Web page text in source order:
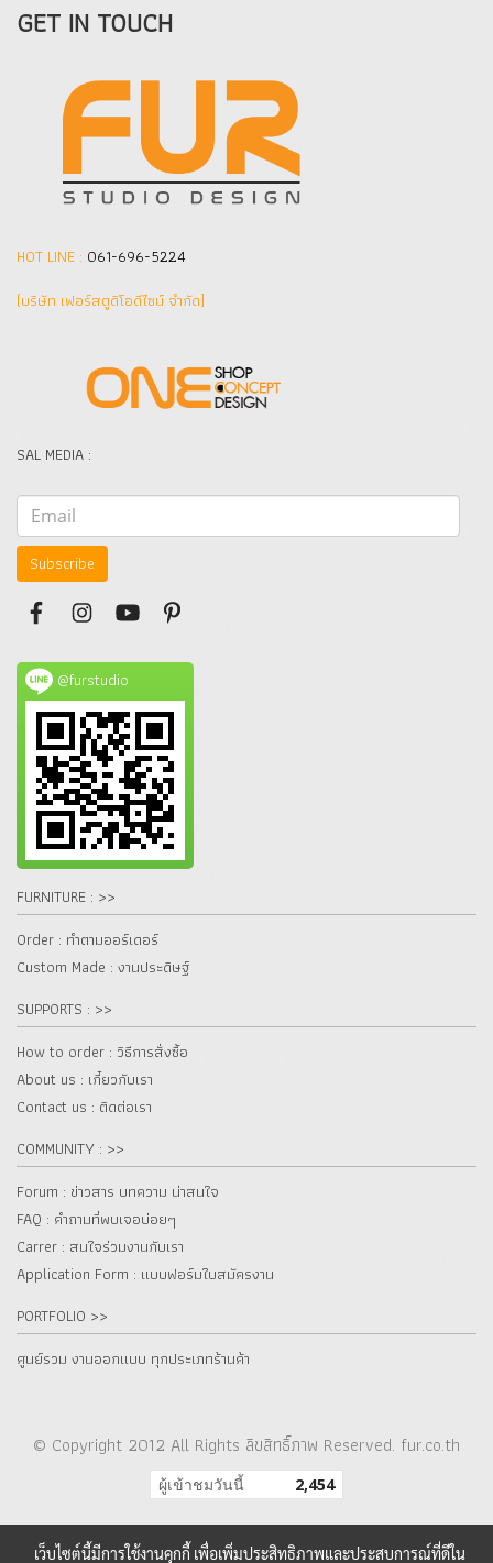
GET IN TOUCH
HOT LINE : 061-696-5224
(บริษัท เฟอร์สตูดิโอดีไซน์ จำกัด]
SAL MEDIA :
Subscribe
@furstudio
FURNITURE : >>
Order : ทำตามออร์เดอร์
Custom Made : งานประดิษฐ์
SUPPORTS : >>
How to order : วิธีการสั่งซื้อ
About us : เกี๋ยวกับเรา
Contact us : ติดต่อเรา
COMMUNITY : >>
Forum : ข่าวสาร บทความ น่าสนใจ
FAQ : คำถามที่พบเจอบ่อยๆ
Carrer : สนใจร่วมงานกับเรา
Application Form : แบบฟอร์มใบสมัครงาน
PORTFOLIO >>
ศูนย์รวม งานออกแบบ ทุกประเภทร้านค้า
© Copyright 2012 All Rights ลิขสิทธิ์ภาพ Reserved. fur.co.th
ผู้เข้าชมวันนี้ 2,454
เว็บไซต์นี้มีการใช้งานคุกกี้ เพื่อเพิ่มประสิทธิภาพและประสบการณ์ที่ดีใน